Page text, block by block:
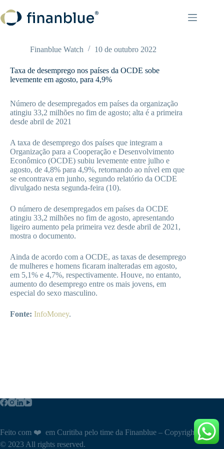
para
o
Finanblue Watch 10 de outubro 2022
Taxa de desemprego nos países da OCDE sobe
levemente em agosto, para 4,9%
Número de desempregados em países da organização
atingiu 33,2 milhões no fim de agosto; alta é a primeira
desde abril de 2021
A taxa de desemprego dos países que integram a
Organização para a Cooperação e Desenvolvimento
Econômico (OCDE) subiu levemente entre julho e
agosto, de 4,8% para 4,9%, retornando ao nível em que
se encontrava em junho, segundo relatório da OCDE
divulgado nesta segunda-feira (10).
O número de desempregados em países da OCDE
atingiu 33,2 milhões no fim de agosto, apresentando
ligeiro aumento pela primeira vez desde abril de 2021,
mostra o documento.
Ainda de acordo com a OCDE, as taxas de desemprego
de mulheres e homens ficaram inalteradas em agosto,
em 5,1% e 4,7%, respectivamente. Houve, no entanto,
aumento do desemprego entre os mais jovens, em
especial do sexo masculino.
Fonte: InfoMoney.
Feito com ❤️ em Curitiba pelo time da Finanblue – Copyright
© 2023 All rights reserved.